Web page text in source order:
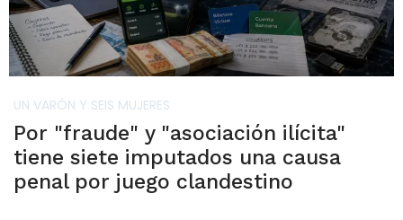
UN VARÓN Y SEIS MUJERES
Por "fraude" y "asociación ilícita"
tiene siete imputados una causa
penal por juego clandestino